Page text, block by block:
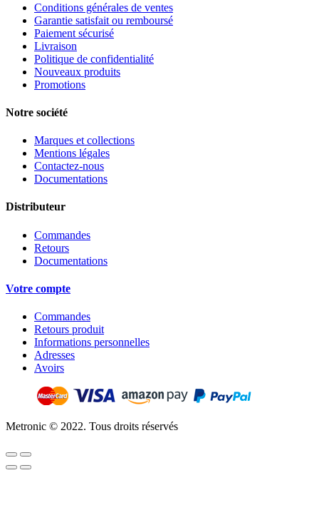
Conditions générales de ventes
Garantie satisfait ou remboursé
Paiement sécurisé
Livraison
Politique de confidentialité
Nouveaux produits
Promotions
Notre société
Marques et collections
Mentions légales
Contactez-nous
Documentations
Distributeur
Commandes
Retours
Documentations
Votre compte
Commandes
Retours produit
Informations personnelles
Adresses
Avoirs
Metronic © 2022. Tous droits réservés